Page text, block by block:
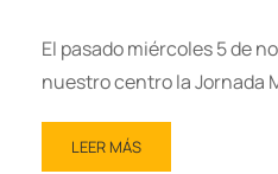
El pasado miércoles 5 de
nuestro centro la Jornada
LEER MÁS